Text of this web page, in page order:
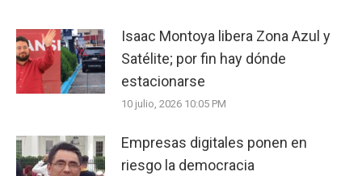
Isaac Montoya libera Zona Azul y
Satélite; por fin hay dónde
estacionarse
10 julio, 2026 10:05 PM
Empresas digitales ponen en
riesgo la democracia